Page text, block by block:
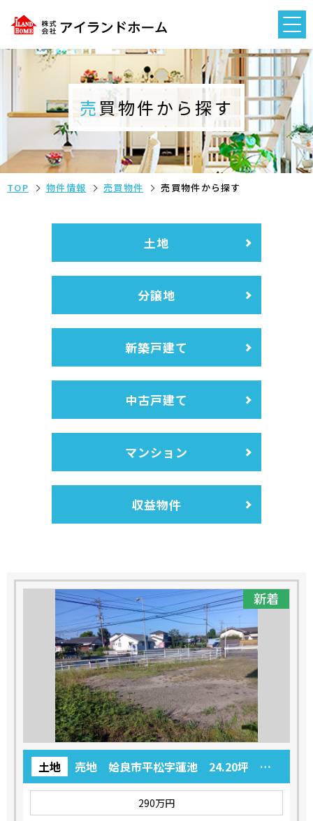
売買物件から探す
TOP 物件情報 売買物件 売買物件から探す
土地
分譲地
新築戸建て
中古戸建て
マンション
収益物件
新着
土地
売地 姶良市平松字蓮池 24.20坪 ２
９０万円
290万円